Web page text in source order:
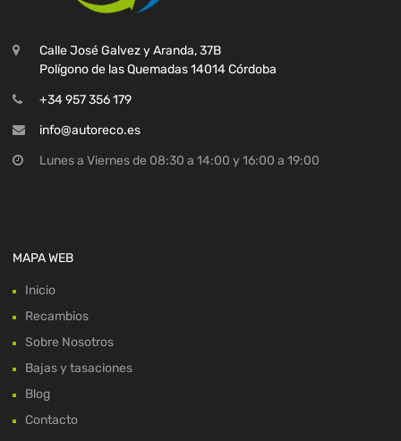
Calle José Galvez y Aranda, 37B
Polígono de las Quemadas 14014 Córdoba
+34 957 356 179
info@autoreco.es
Lunes a Viernes de 08:30 a 14:00 y 16:00 a 19:00
MAPA WEB
Inicio
Recambios
Sobre Nosotros
Bajas y tasaciones
Blog
Contacto